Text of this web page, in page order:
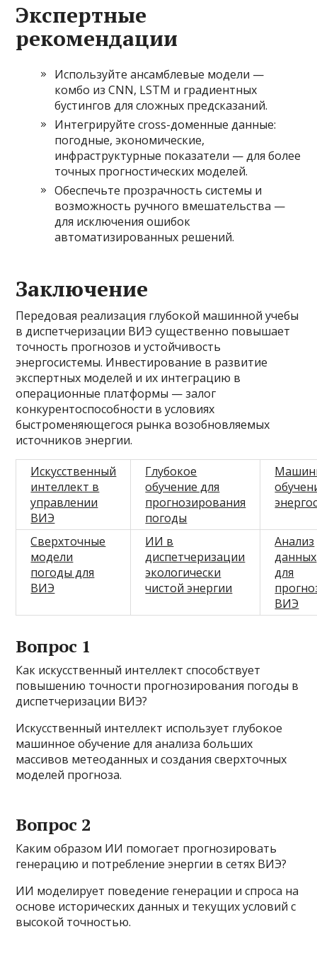
Экспертные
рекомендации
Используйте ансамблевые модели —
комбо из CNN, LSTM и градиентных
бустингов для сложных предсказаний.
Интегрируйте cross-доменные данные:
погодные, экономические,
инфраструктурные показатели — для более
точных прогностических моделей.
Обеспечьте прозрачность системы и
возможность ручного вмешательства —
для исключения ошибок
автоматизированных решений.
Заключение
Передовая реализация глубокой машинной учебы
в диспетчеризации ВИЭ существенно повышает
точность прогнозов и устойчивость
энергосистемы. Инвестирование в развитие
экспертных моделей и их интеграцию в
операционные платформы — залог
конкурентоспособности в условиях
быстроменяющегося рынка возобновляемых
источников энергии.
Искусственный
интеллект в
управлении
ВИЭ
Глубокое
обучение для
прогнозирования
погоды
Сверхточные
модели
погоды для
ВИЭ
ИИ в
диспетчеризации
экологически
чистой энергии
Анализ
данных
для
ВИЭ
Вопрос 1
Как искусственный интеллект способствует
повышению точности прогнозирования погоды в
диспетчеризации ВИЭ?
Искусственный интеллект использует глубокое
машинное обучение для анализа больших
массивов метеоданных и создания сверхточных
моделей прогноза.
Вопрос 2
Каким образом ИИ помогает прогнозировать
генерацию и потребление энергии в сетях ВИЭ?
ИИ моделирует поведение генерации и спроса на
основе исторических данных и текущих условий с
высокой точностью.